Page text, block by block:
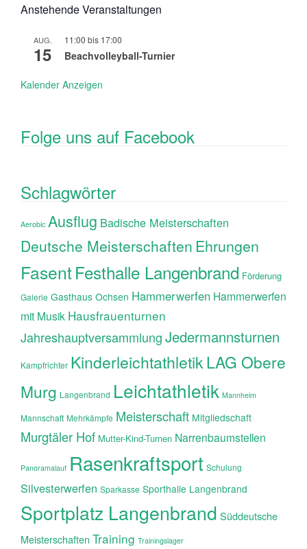
Anstehende Veranstaltungen
AUG.
15
11:00 bis 17:00
Beachvolleyball-Turnier
Kalender Anzeigen
Folge uns auf Facebook
Schlagwörter
Aerobic Ausflug Badische Meisterschaften
Deutsche Meisterschaften Ehrungen
FasentFesthalle Langenbrand Förderung
Galerie Gasthaus Ochsen Hammerwerfen Hammerwerfen
mit Musik Hausfrauenturnen
JahreshauptversammlungJedermannsturnen
Kampfrichter KinderleichtathletikLAG Obere
Murg Langenbrand Leichtathletik Mannheim
Mannschaft Mehrkämpfe Meisterschaft Mitgliedschaft
Murgtäler Hof Mutter-Kind-Turnen Narrenbaumstellen
Panoramalauf Rasenkraftsport Schulung
Silvesterwerfen Sparkasse Sporthalle Langenbrand
Sportplatz Langenbrand Süddeutsche
Meisterschaften Training Trainingslager